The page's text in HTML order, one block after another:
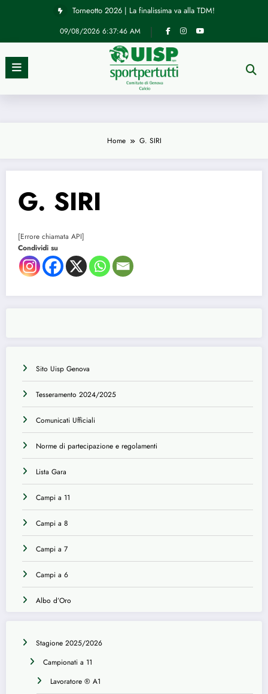
Torneotto 2026 | La finalissima va alla TDM!
09/08/2026 6:37:46 AM
Home G. SIRI
Sito Uisp Genova
Tesseramento 2024/2025
Comunicati Ufficiali
Norme di partecipazione e regolamenti
Lista Gara
Campi a 11
Campi a 8
Campi a 7
Campi a 6
Albo d’Oro
Stagione 2025/2026
Campionati a 11
Lavoratore ® A1
G. SIRI
[Errore chiamata API]
Condividi su